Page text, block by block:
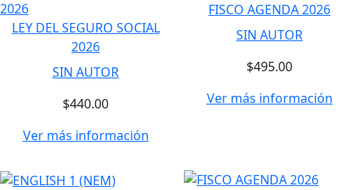
LEY DEL SEGURO SOCIAL
2026
SIN AUTOR
$440.00
Ver más información
FISCO AGENDA 2026
SIN AUTOR
$495.00
Ver más información